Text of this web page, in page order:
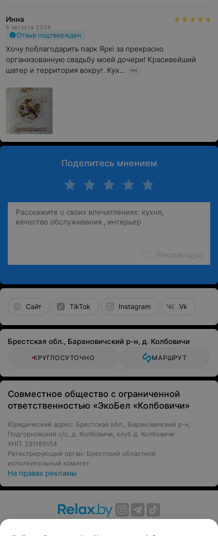
Инна
5 августа 2024
Отзыв подтвержден
Хочу поблагодарить парк Яркі за прекрасно
организованную свадьбу моей дочери! Красивейший
шатер и территория вокруг. Кух...
Поделитесь мнением
Рекомендую
Сайт TikTok Instagram Vk
Брестская обл., Барановичский р-н, д. Колбовичи
КРУГЛОСУТОЧНО МАРШРУТ
Совместное общество с ограниченной
ответственностью «ЭкоБел «Колбовичи»
Юридический адрес: Брестская обл., Барановичский р-н,
Подгорновский с/с, д. Колбовичи, клуб д. Колбовичи
УНП: 291189154
Регистрирующий орган: Брестский областной
исполнительный комитет
На правах рекламы